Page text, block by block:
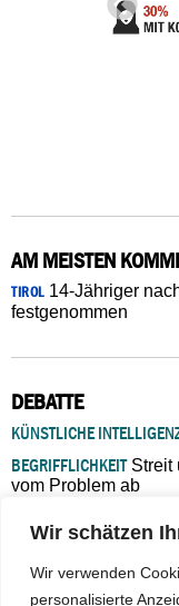
Wir schätzen
Wir verwenden
personalisierte
AM MEISTEN
TIROL14-Jähriger
festgenommen
DEBATTE
KÜNSTLICHE
BEGRIFFLICHKEITStreit
vom Problem ab
Verantwortung bleibt“
ISLAMISCHE FAKULTÄT
die deutsche